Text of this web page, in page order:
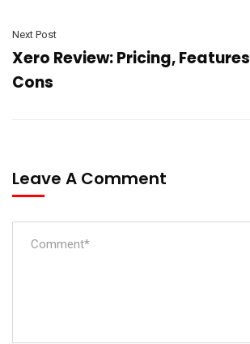
Next Post
Xero Review: Pricing,
Cons
Leave A Comment